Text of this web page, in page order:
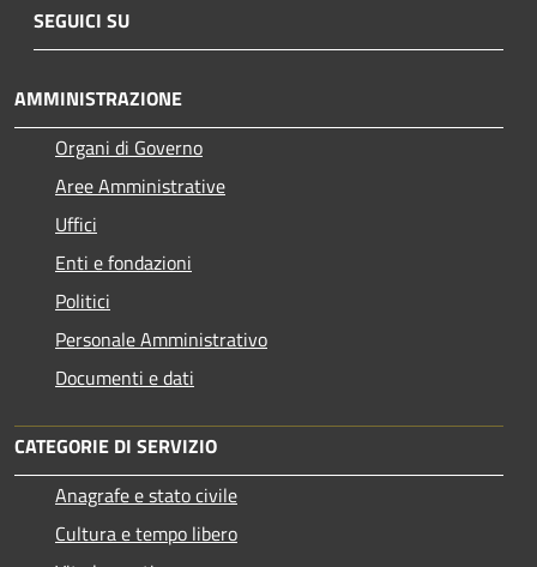
SEGUICI SU
AMMINISTRAZIONE
Organi di Governo
Aree Amministrative
Uffici
Enti e fondazioni
Politici
Personale Amministrativo
Documenti e dati
CATEGORIE DI SERVIZIO
Anagrafe e stato civile
Cultura e tempo libero